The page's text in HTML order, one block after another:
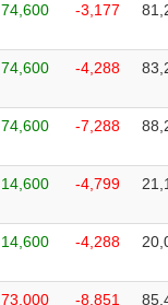
74,600 -3,177
74,600 -4,288
74,600 -7,288
14,600 -4,799
14,600 -4,288
73,000 -8,851